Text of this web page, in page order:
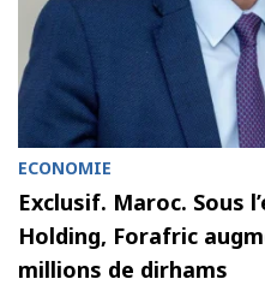
ECONOMIE
Exclusif. Maroc. Sous
Holding, Forafric
millions de dirhams